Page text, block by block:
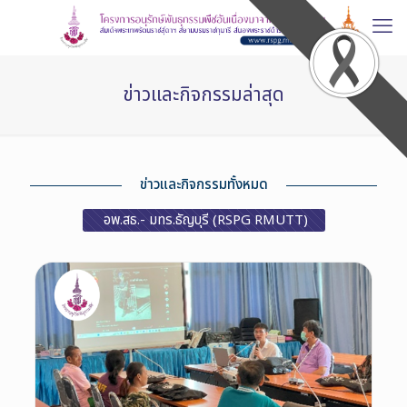
ข่าวและกิจกรรมล่าสุด
ข่าวและกิจกรรมทั้งหมด
อพ.สธ.- มทร.ธัญบุรี (RSPG RMUTT)